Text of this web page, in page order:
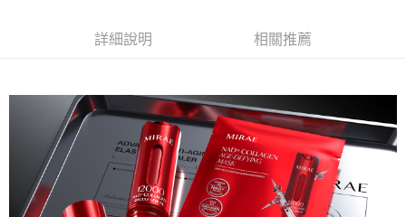
詳細說明 相關推薦